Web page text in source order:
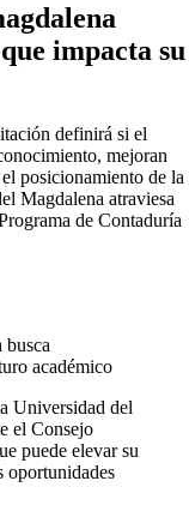
impacta su
definirá si el
mejoran
posicionamiento de la
Magdalena atraviesa
de Contaduría
Universidad del
el Consejo
puede elevar su
oportunidades